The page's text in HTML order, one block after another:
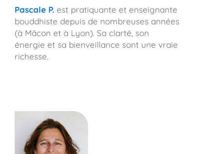
Pascale P. est pratiquante et enseignante
bouddhiste depuis de nombreuses années
(à Mâcon et à Lyon). Sa clarté, son
énergie et sa bienveillance sont une vraie
richesse.